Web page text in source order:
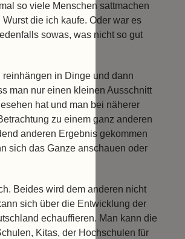
so viele Menschen sattmachen
die ich kaufe. Oder war es
sowas, was nicht so gut
reinhängen in Dinge und dann
man nur einen kleinen Ausschnitt
hat und man bei näherer
zu einem ganz anderen
anderen Ergebnis gekommen
sich das Ganze anschauen oder
Beides wird dem anderen nicht
sich über die Entwicklung der
echauffieren. Man kann die
Kitas, der Hochschulen für